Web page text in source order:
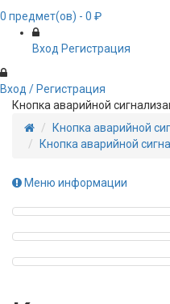
0 предмет(ов) - 0 ₽
Вход Регистрация
Вход / Регистрация
Кнопка аварийной
Кнопка аварийной
Кнопка аварийной
Меню информации